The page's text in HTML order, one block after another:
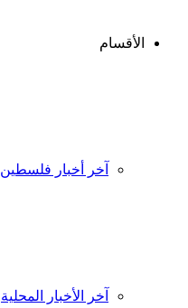
الأقسام
آخر أخبار فلسطين
آخر الأخبار المحلية